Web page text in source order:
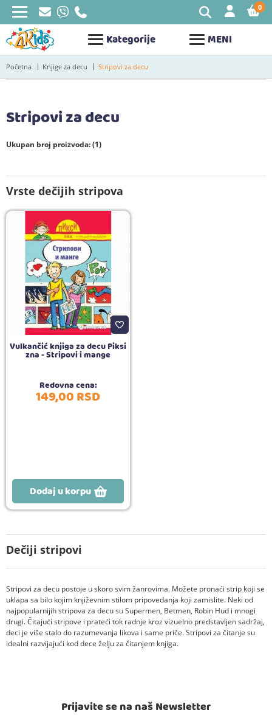
Kategorije MENI
0
Početna Knjige za decu Stripovi za decu
Stripovi za decu
Ukupan broj proizvoda: (1)
Dečiji stripovi
Stripovi za decu postoje u skoro svim žanrovima. Možete pronaći strip koji se
uklapa sa bilo kojim književnim stilom pripovedanja koji zamislite. Neki od
najpopularnijih stripova za decu su Supermen, Betmen, Robin Hud i mnogi
drugi. Čitajući stripove i prateći tok radnje kroz vizuelno predstavljen sadržaj,
deci je više stalo do razumevanja likova i same priče. Stripovi za čitanje su
idealni razvijajući kod dece želju za čitanjem knjiga.
Vrste dečijih stripova
Vulkančić knjiga za decu Piksi
zna - Stripovi i mange
Redovna cena:
149,00RSD
Dodaj u korpu
Prijavite se na naš Newsletter